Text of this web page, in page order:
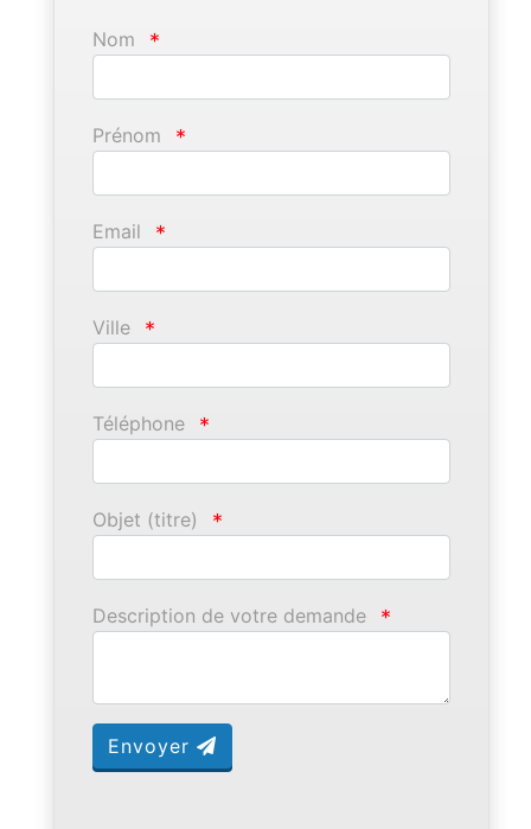
Nom *
Prénom *
Email *
Ville *
Téléphone *
Objet (titre) *
Description de votre demande *
Envoyer